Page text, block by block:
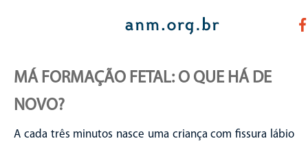
MÁ FORMAÇÃO FETAL: O QUE HÁ DE
NOVO?
A cada três minutos nasce uma criança com fissura lábio